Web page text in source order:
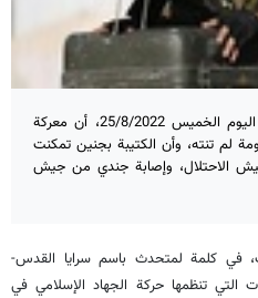
أكدت سرايا القدس - كتيبة جنين، اليوم الخميس 25/8/2022، أن معركة
لم تنته، وأن الكتيبة بجنين تمكنت
الاحتلال، وإصابة جندي من جيش
في كلمة لمتحدث باسم سرايا القدس-
تنظمها حركة الجهاد الإسلامي في